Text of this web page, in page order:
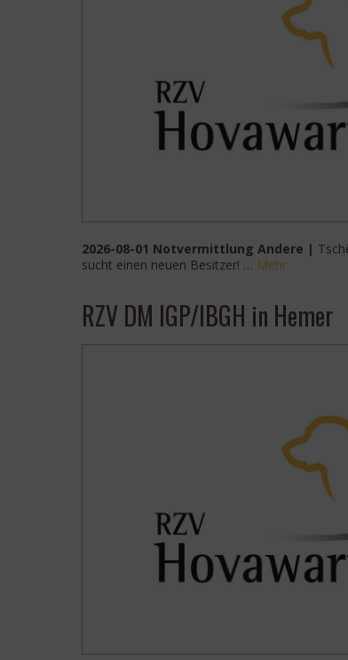
2026-08-01 Notvermittlung Andere |
sucht einen neuen Besitzer! … Mehr
RZV DM IGP/IBGH in Hemer